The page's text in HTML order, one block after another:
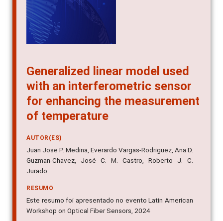
Generalized linear model used
with an interferometric sensor
for enhancing the measurement
of temperature
AUTOR(ES)
Juan Jose P. Medina, Everardo Vargas-Rodriguez, Ana D.
Guzman-Chavez, José C. M. Castro, Roberto J. C.
Jurado
RESUMO
Este resumo foi apresentado no evento Latin American
Workshop on Optical Fiber Sensors, 2024